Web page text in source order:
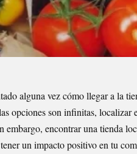
alguna vez cómo llegar a la
opciones son infinitas, localizar
embargo, encontrar una tienda
un impacto positivo en tu